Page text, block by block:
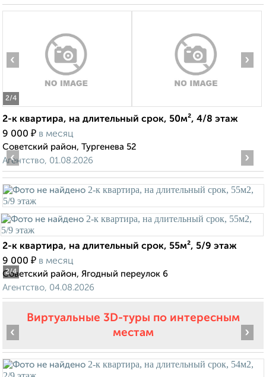
2/4
‹ ›
2-к квартира, на длительный срок, 50м², 4/8 этаж
9 000 ₽ в месяц
Советский район, Тургенева 52
Агентство, 01.08.2026
2/4
‹ ›
2-к квартира, на длительный срок, 55м², 5/9 этаж
9 000 ₽ в месяц
Советский район, Ягодный переулок 6
Агентство, 04.08.2026
Виртуальные 3D-туры по интересным
местам
‹ ›